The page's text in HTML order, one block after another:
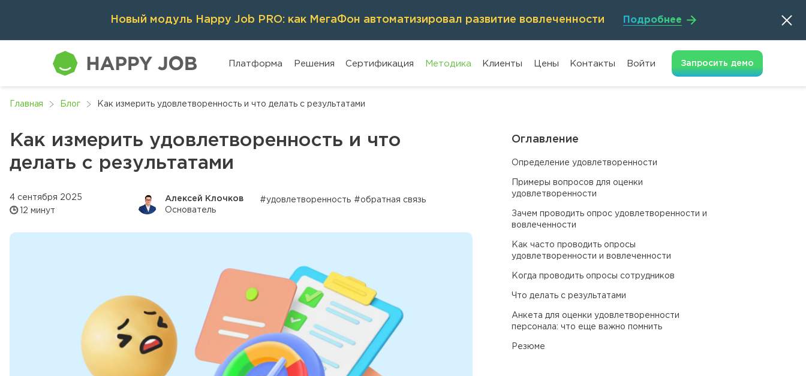
Новый модуль Happy Job PRO: как МегаФон автоматизировал развитие вовлеченности Подробнее
Платформа Решения Сертификация Методика Клиенты Цены Контакты Войти Запросить демо
Главная Блог Как измерить удовлетворенность и что делать с результатами
Как измерить удовлетворенность и что
делать с результатами
4 сентября 2025
🕒
12 минут
Алексей Клочков
Основатель
#удовлетворенность #обратная связь
Оглавление
Определение удовлетворенности
Примеры вопросов для оценки
удовлетворенности
Зачем проводить опрос удовлетворенности и
вовлеченности
Как часто проводить опросы
удовлетворенности и вовлеченности
Когда проводить опросы сотрудников
Что делать с результатами
Анкета для оценки удовлетворенности
персонала: что еще важно помнить
Резюме